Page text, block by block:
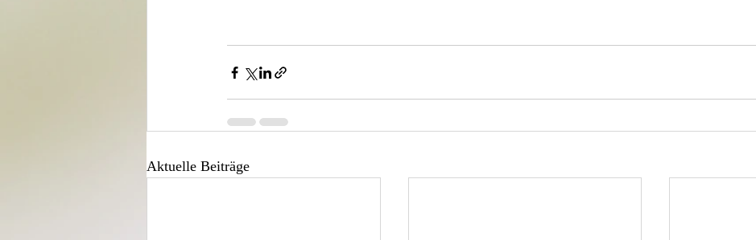
Aktuelle Beiträge